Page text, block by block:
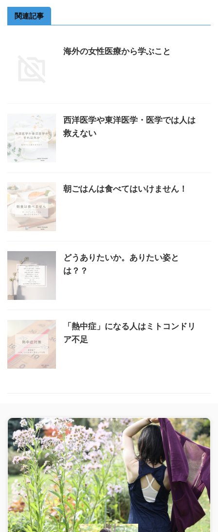
関連記事
海外の女性医療から学ぶこと
西洋医学や東洋医学・医学では人は
救えない
朝ごはんは食べてはいけません！
どうありたいか。ありたい姿と
は？？
「熱中症」になる人はミトコンドリ
ア不足